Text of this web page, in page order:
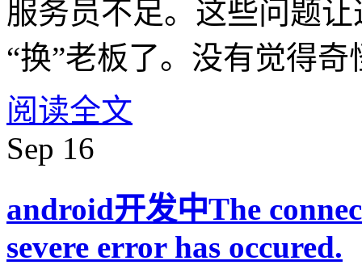
服务员不足。这些问题
“换”老板了。没有觉得奇
阅读全文
Sep 16
android开发中The
severe error has occured.